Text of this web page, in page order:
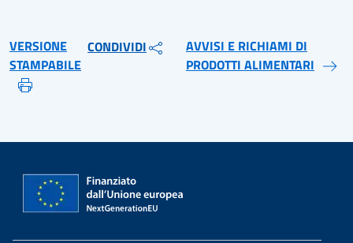
VERSIONE
STAMPABILE
CONDIVIDI
AVVISI E RICHIAMI DI
PRODOTTI ALIMENTARI